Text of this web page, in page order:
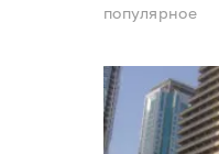
популярное